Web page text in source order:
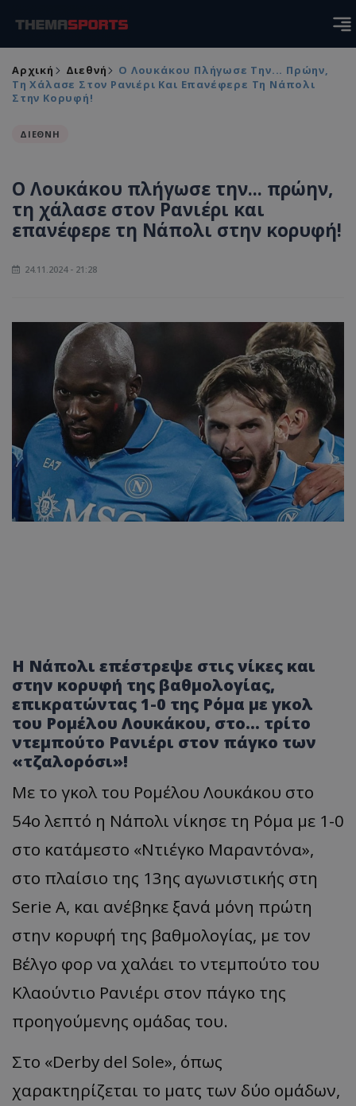
Αρχική Διεθνή
Ο Λουκάκου Πλήγωσε Την... Πρώην,
Τη Χάλασε Στον Ρανιέρι Και Επανέφερε Τη Νάπολι
Στην Κορυφή!
ΔΙΕΘΝΗ
Ο Λουκάκου πλήγωσε την... πρώην,
τη χάλασε στον Ρανιέρι και
επανέφερε τη Νάπολι στην κορυφή!
24.11.2024 - 21:28
Η Νάπολι επέστρεψε στις νίκες και
στην κορυφή της βαθμολογίας,
επικρατώντας 1-0 της Ρόμα με γκολ
του Ρομέλου Λουκάκου, στο… τρίτο
ντεμπούτο Ρανιέρι στον πάγκο των
«τζαλορόσι»!
Με το γκολ του Ρομέλου Λουκάκου στο
54ο λεπτό η Νάπολι νίκησε τη Ρόμα με 1-0
στο κατάμεστο «Ντιέγκο Μαραντόνα»,
στο πλαίσιο της 13ης αγωνιστικής στη
Serie A, και ανέβηκε ξανά μόνη πρώτη
στην κορυφή της βαθμολογίας, με τον
Βέλγο φορ να χαλάει το ντεμπούτο του
Κλαούντιο Ρανιέρι στον πάγκο της
προηγούμενης ομάδας του.
Στο «Derby del Sole», όπως
χαρακτηρίζεται το ματς των δύο ομάδων,